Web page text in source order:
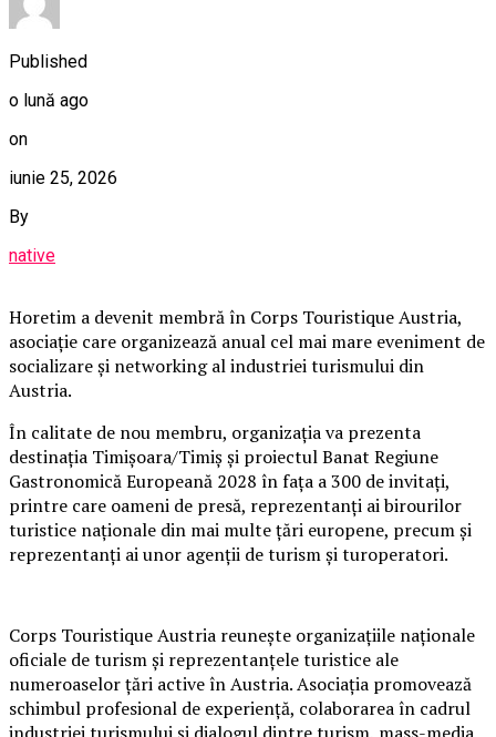
Published
o lună ago
on
iunie 25, 2026
By
native
Horetim a devenit membră în Corps Touristique Austria,
asociație care organizează anual cel mai mare eveniment de
socializare și networking al industriei turismului din
Austria.
În calitate de nou membru, organizația va prezenta
destinația Timișoara/Timiș și proiectul Banat Regiune
Gastronomică Europeană 2028 în fața a 300 de invitați,
printre care oameni de presă, reprezentanți ai birourilor
turistice naționale din mai multe țări europene, precum și
reprezentanți ai unor agenții de turism și turoperatori.
Corps Touristique Austria reunește organizațiile naționale
oficiale de turism și reprezentanțele turistice ale
numeroaselor țări active în Austria. Asociația promovează
schimbul profesional de experiență, colaborarea în cadrul